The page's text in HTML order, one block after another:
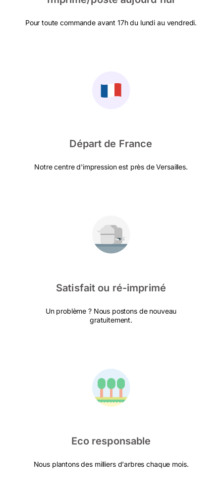
Pour toute commande avant 17h du lundi au vendredi.
Départ de France
Notre centre d'impression est près de Versailles.
Satisfait ou ré-imprimé
Un problème ? Nous postons de nouveau
gratuitement.
Eco responsable
Nous plantons des milliers d'arbres chaque mois.